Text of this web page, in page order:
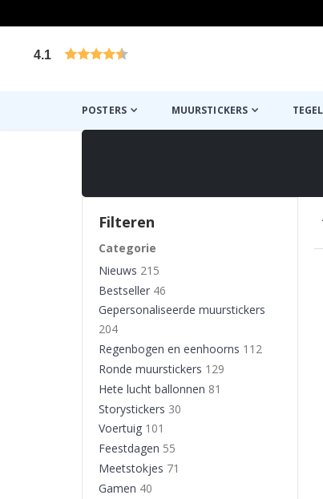
4.1
POSTERS MUURSTICKERS
Filteren
Categorie
Nieuws 215
Bestseller 46
Gepersonaliseerde muurstickers
204
Regenbogen en eenhoorns 112
Ronde muurstickers 129
Hete lucht ballonnen 81
Storystickers 30
Voertuig 101
Feestdagen 55
Meetstokjes 71
Gamen 40